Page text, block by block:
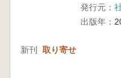
発行元：
出版年：
新刊 取り寄せ